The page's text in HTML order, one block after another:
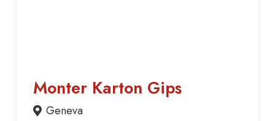
Monter Karton Gips
Geneva